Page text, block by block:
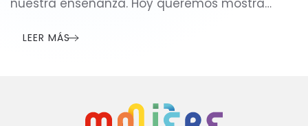
nuestra enseñanza. Hoy queremos mostra…
LEER MÁS